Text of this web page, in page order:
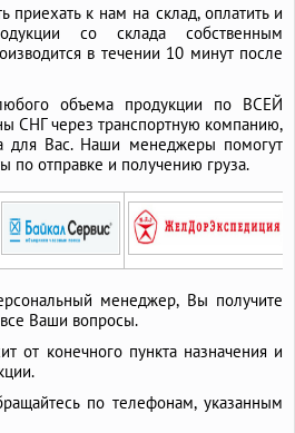
к нам на склад, оплатить и
со склада собственным
в течении 10 минут после
объема продукции по ВСЕЙ
СНГ через транспортную компанию,
для Вас. Наши менеджеры помогут
по отправке и получению груза.
менеджер, Вы получите
Ваши вопросы.
от конечного пункта назначения и
по телефонам, указанным